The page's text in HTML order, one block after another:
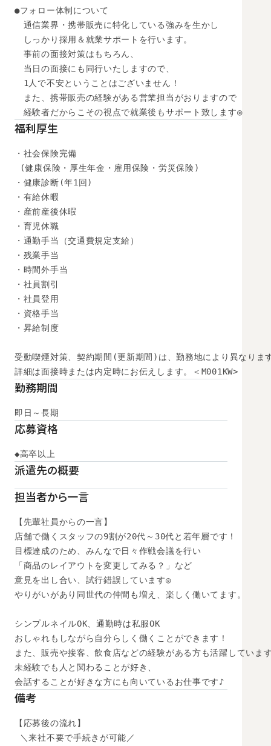
●フォロー体制について
通信業界・携帯販売に特化している強みを生かし
しっかり採用＆就業サポートを行います。
事前の面接対策はもちろん、
当日の面接にも同行いたしますので、
1人で不安ということはございません！
また、携帯販売の経験がある営業担当がおりますので
経験者だからこその視点で就業後もサポート致します◎
福利厚生
・社会保険完備
(健康保険・厚生年金・雇用保険・労災保険)
・健康診断(年1回)
・有給休暇
・産前産後休暇
・育児休職
・通勤手当（交通費規定支給）
・残業手当
・時間外手当
・社員割引
・社員登用
・資格手当
・昇給制度
受動喫煙対策、契約期間(更新期間)は、勤務地により異なりま
詳細は面接時または内定時にお伝えします。＜M001KW>
勤務期間
即日～長期
応募資格
◆高卒以上
派遣先の概要
担当者から一言
【先輩社員からの一言】
店舗で働くスタッフの9割が20代～30代と若年層です！
目標達成のため、みんなで日々作戦会議を行い
「商品のレイアウトを変更してみる？」など
意見を出し合い、試行錯誤しています◎
やりがいがあり同世代の仲間も増え、楽しく働いてます。
シンプルネイルOK、通勤時は私服OK
おしゃれもしながら自分らしく働くことができます！
また、販売や接客、飲食店などの経験がある方も活躍していま
未経験でも人と関わることが好き、
会話することが好きな方にも向いているお仕事です♪
備考
【応募後の流れ】
＼来社不要で手続きが可能／